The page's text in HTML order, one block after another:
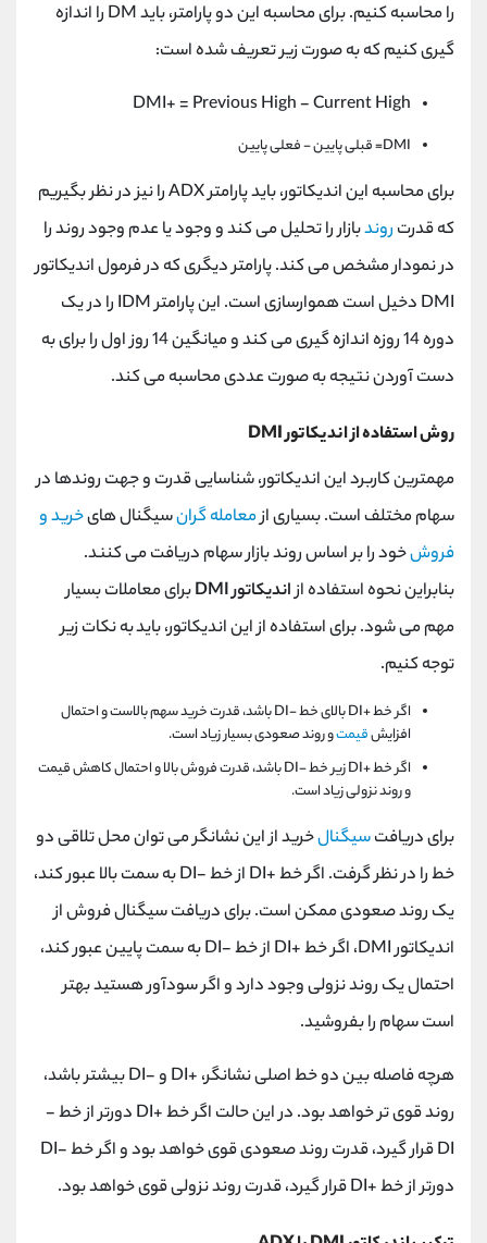
را محاسبه کنیم. برای محاسبه این دو پارامتر، باید DM را اندازه
گیری کنیم که به صورت زیر تعریف شده است:
DMI+ = Previous High - Current High
DMI= قبلی پایین - فعلی پایین
برای محاسبه این اندیکاتور، باید پارامتر ADX را نیز در نظر بگیریم
که قدرت روندبازار را تحلیل می کند و وجود یا عدم وجود روند را
در نمودار مشخص می کند. پارامتر دیگری که در فرمول اندیکاتور
DMI دخیل است هموارسازی است. این پارامتر IDM را در یک
دوره 14 روزه اندازه گیری می کند و میانگین 14 روز اول را برای به
دست آوردن نتیجه به صورت عددی محاسبه می کند.
روش استفاده از اندیکاتور DMI
مهمترین کاربرد این اندیکاتور، شناسایی قدرت و جهت روندها در
سهام مختلف است. بسیاری ازمعامله گرانسیگنال هایخرید و
فروشخود را بر اساس روند بازار سهام دریافت می کنند.
بنابراین نحوه استفاده ازاندیکاتور DMI
برای معاملات بسیار
مهم می شود. برای استفاده از این اندیکاتور، باید به نکات زیر
توجه کنیم.
اگر خط +DI بالای خط -DI باشد، قدرت خرید سهم بالاست و احتمال
افزایشقیمتو روند صعودی بسیار زیاد است.
اگر خط +DI زیر خط -DI باشد، قدرت فروش بالا و احتمال کاهش قیمت
و روند نزولی زیاد است.
برای دریافتسیگنالخرید از این نشانگر می توان محل تلاقی دو
خط را در نظر گرفت. اگر خط +DI از خط -DI به سمت بالا عبور کند،
یک روند صعودی ممکن است. برای دریافت سیگنال فروش از
اندیکاتور DMI، اگر خط +DI از خط -DI به سمت پایین عبور کند،
احتمال یک روند نزولی وجود دارد و اگر سودآور هستید بهتر
است سهام را بفروشید.
هرچه فاصله بین دو خط اصلی نشانگر، +DI و -DI بیشتر باشد،
روند قوی تر خواهد بود. در این حالت اگر خط +DI دورتر از خط -
DI قرار گیرد، قدرت روند صعودی قوی خواهد بود و اگر خط -DI
دورتر از خط +DI قرار گیرد، قدرت روند نزولی قوی خواهد بود.